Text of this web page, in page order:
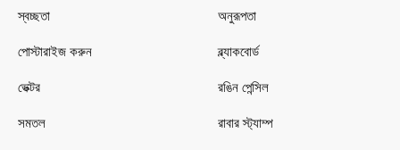
স্বচ্ছতা
পোস্টারাইজ করুন
ভেক্টর
সমতল
অনুরূপতা
ব্ল্যাকবোর্ড
রঙিন পেন্সিল
রাবার স্ট্যাম্প